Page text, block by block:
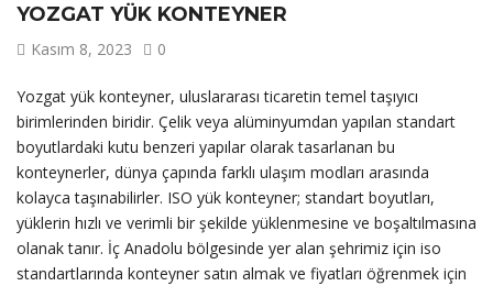
YOZGAT YÜK KONTEYNER
Kasım 8, 2023 0
Yozgat yük konteyner, uluslararası ticaretin temel taşıyıcı
birimlerinden biridir. Çelik veya alüminyumdan yapılan standart
boyutlardaki kutu benzeri yapılar olarak tasarlanan bu
konteynerler, dünya çapında farklı ulaşım modları arasında
kolayca taşınabilirler. ISO yük konteyner; standart boyutları,
yüklerin hızlı ve verimli bir şekilde yüklenmesine ve boşaltılmasına
olanak tanır. İç Anadolu bölgesinde yer alan şehrimiz için iso
standartlarında konteyner satın almak ve fiyatları öğrenmek için